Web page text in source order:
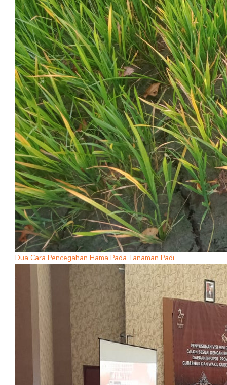
Dua Cara Pencegahan Hama Pada Tanaman Padi